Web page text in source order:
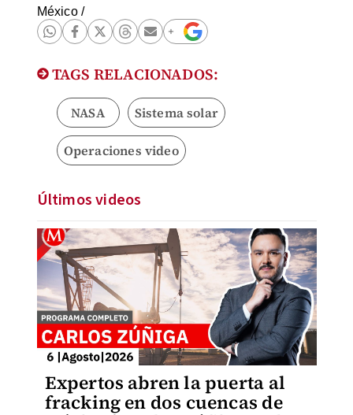
México/
TAGS RELACIONADOS:
NASA Sistema solar
Operaciones video
Últimos videos
Expertos abren la puerta al
fracking en dos cuencas de